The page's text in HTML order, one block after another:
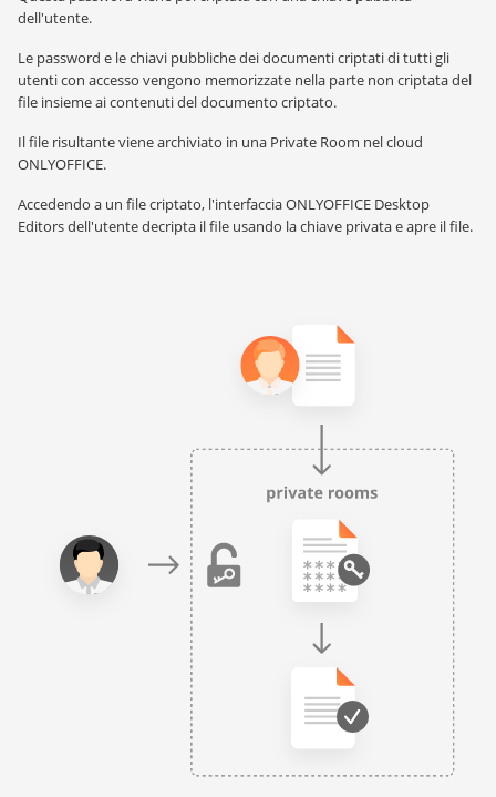
dell'utente.
Le password e le chiavi pubbliche dei documenti criptati di tutti gli
utenti con accesso vengono memorizzate nella parte non criptata del
file insieme ai contenuti del documento criptato.
Il file risultante viene archiviato in una Private Room nel cloud
ONLYOFFICE.
Accedendo a un file criptato, l'interfaccia ONLYOFFICE Desktop
Editors dell'utente decripta il file usando la chiave privata e apre il file.